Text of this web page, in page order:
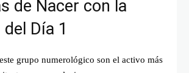
de Nacer con la
Día 1
grupo numerológico son el activo más